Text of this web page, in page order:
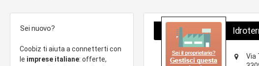
Sei nuovo?
Coobiz ti aiuta a connetterti con
le imprese italiane: offerte,
Via